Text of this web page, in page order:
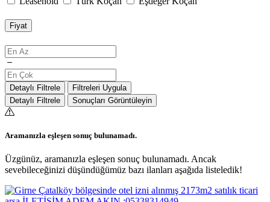
Fiyat
Detaylı Filtrele
Filtreleri Uygula
Detaylı Filtrele
Sonuçları Görüntüleyin
Aramanızla eşleşen sonuç bulunamadı.
Üzgünüz, aramanızla eşleşen sonuç bulunamadı. Ancak
sevebileceğinizi düşündüğümüz bazı ilanları aşağıda listeledik!